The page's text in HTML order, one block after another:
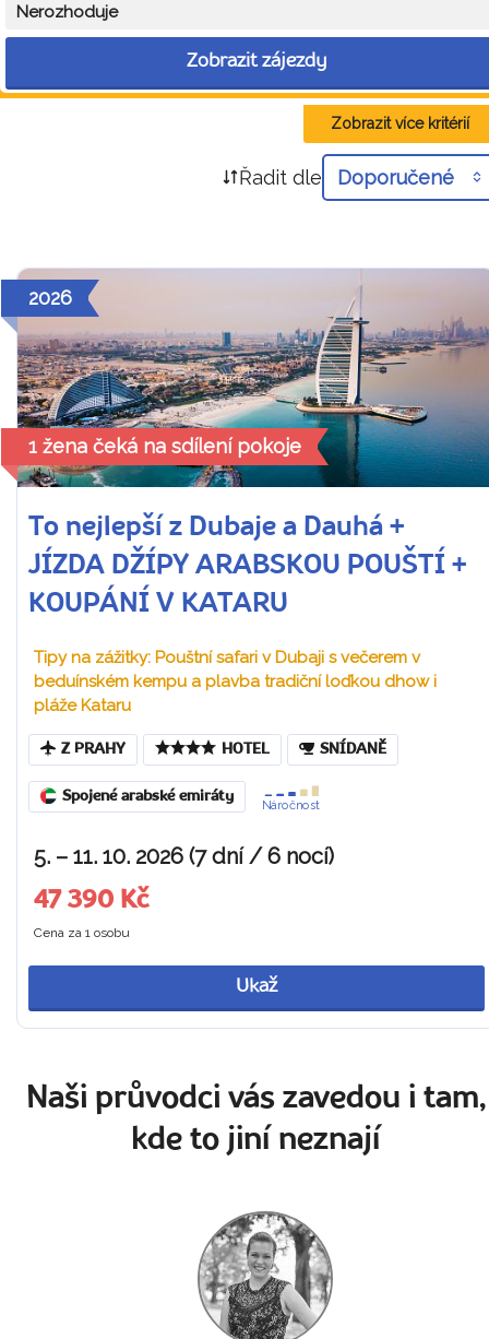
Nerozhoduje
Zobrazit zájezdy
Zobrazit více kritérií
Řadit dle Doporučené
2026
1 žena čeká na sdílení pokoje
To nejlepší z Dubaje a Dauhá +
JÍZDA DŽÍPY ARABSKOU POUŠTÍ +
KOUPÁNÍ V KATARU
Tipy na zážitky: Pouštní safari v Dubaji s večerem v
beduínském kempu a plavba tradiční loďkou dhow i
pláže Kataru
Z PRAHY HOTEL SNÍDANĚ
Spojené arabské emiráty
Náročnost
5. – 11. 10. 2026 (7 dní / 6 nocí)
47 390 Kč
Cena za 1 osobu
Ukaž
Naši průvodci vás zavedou i tam,
kde to jiní neznají